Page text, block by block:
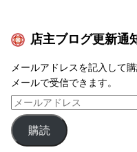
店主ブログ更新通
メールアドレスを記入して
メールで受信できます。
購読